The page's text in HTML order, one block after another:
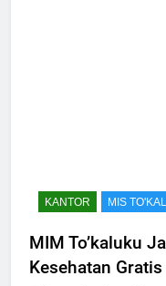
KANTOR MIS
MIM To’kaluku
Kesehatan